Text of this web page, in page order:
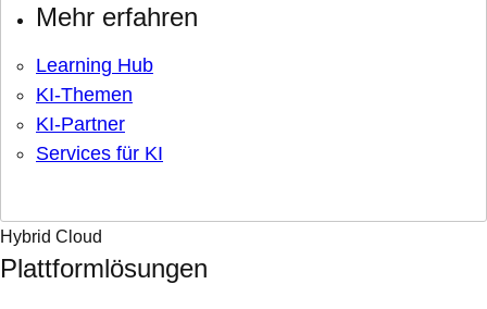
Mehr erfahren
Learning Hub
KI-Themen
KI-Partner
Services für KI
Hybrid Cloud
Plattformlösungen